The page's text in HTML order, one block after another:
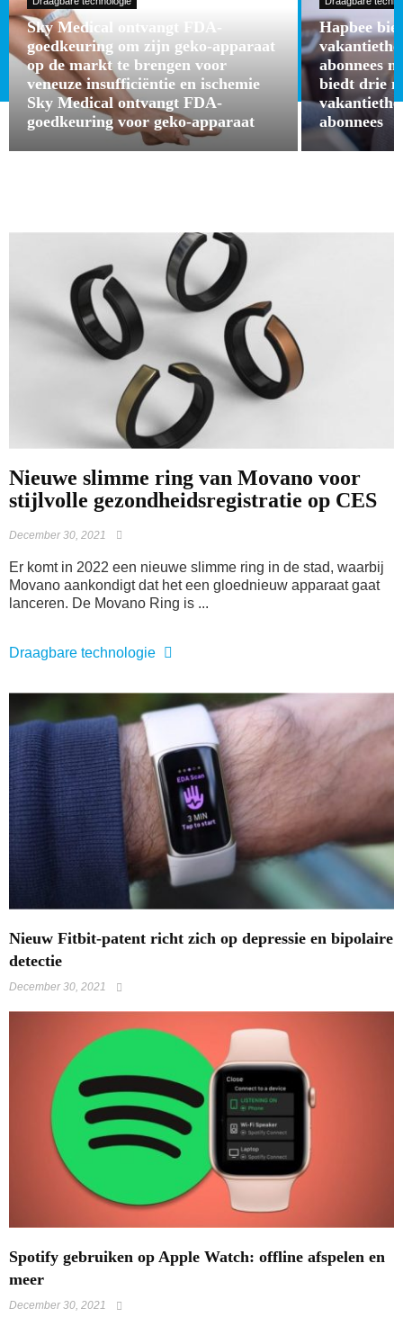
Sky Medical ontvangt FDA-
goedkeuring om zijn geko-apparaat
op de markt te brengen voor
veneuze insufficiëntie en ischemie
Sky Medical ontvangt FDA-
goedkeuring voor geko-apparaat
Hapbee
abonnees
biedt drie
abonnees
Nieuwe slimme ring van Movano voor
stijlvolle gezondheidsregistratie op CES
December 30, 2021
Er komt in 2022 een nieuwe slimme ring in de stad, waarbij
Movano aankondigt dat het een gloednieuw apparaat gaat
lanceren. De Movano Ring is ...
Draagbare technologie
​Nieuw Fitbit-patent richt zich op depressie en bipolaire
detectie
December 30, 2021
Spotify gebruiken op Apple Watch: offline afspelen en
meer
December 30, 2021